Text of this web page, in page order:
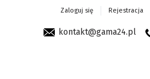
Zaloguj się Rejestracja
kontakt@gama24.pl